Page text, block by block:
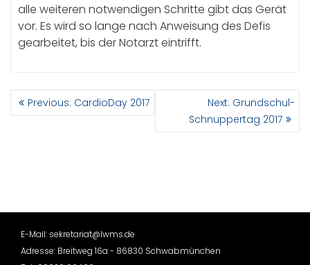
alle weiteren notwendigen Schritte gibt das Gerät
vor. Es wird so lange nach Anweisung des Defis
gearbeitet, bis der Notarzt eintrifft.
BEITRAGSNAVIGATION
Previous: Previous
post:
CardioDay 2017 Next: Next
post:
Grundschul-
Schnuppertag 2017
E-Mail: sekretariat@lwms.de
Adresse: Breitweg 16a - 86830 Schwabmünchen